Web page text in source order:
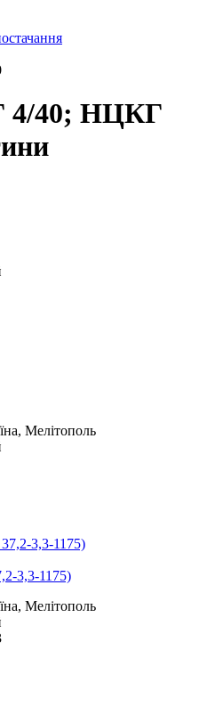
4/40; НЦКГ
Мелітополь
3,3-1175)
Мелітополь